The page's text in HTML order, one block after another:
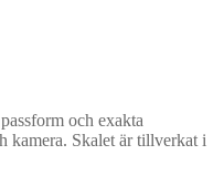
och exakta
kamera. Skalet är tillverkat i